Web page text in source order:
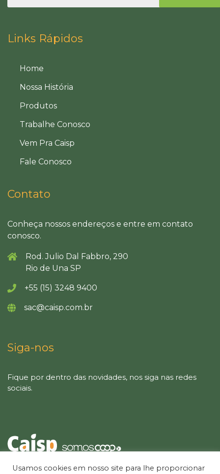
Links Rápidos
Home
Nossa História
Produtos
Trabalhe Conosco
Vem Pra Caisp
Fale Conosco
Contato
Conheça nossos endereços e entre em contato
conosco.
Rod. Julio Dal Fabbro, 290
Rio de Una SP
+55 (15) 3248 9400
sac@caisp.com.br
Siga-nos
Fique por dentro das novidades, nos siga nas redes
sociais.
Usamos cookies em nosso site para lhe proporcionar